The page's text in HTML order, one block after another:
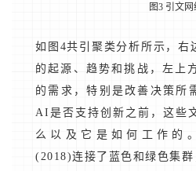
图3 引文网
如图4共引聚类分析所示，右
的起源、趋势和挑战，左上
的需求，特别是改善决策所
AI是否支持创新之前，这些
么以及它是如何工作的。
(2018)连接了蓝色和绿色集